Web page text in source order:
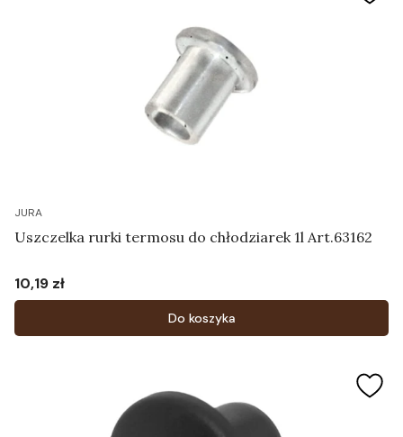
JURA
Uszczelka rurki termosu do chłodziarek 1l Art.63162
Cena
10,19 zł
Do koszyka